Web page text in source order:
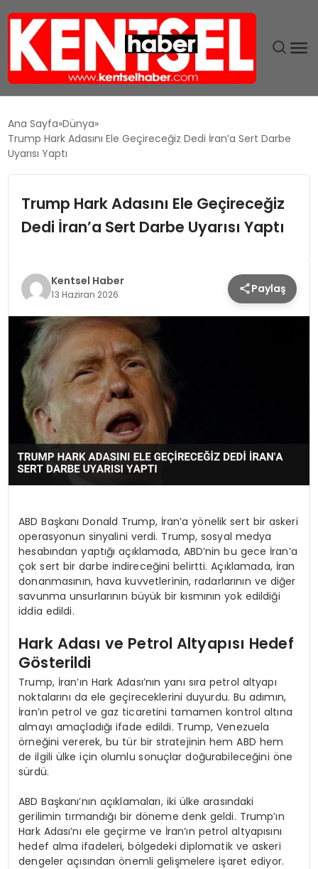
GÜNDEM
EĞITIM
MAGAZIN
KÜLTÜR & SANAT
SPOR
SAĞLIK
Ana Sayfa Dünya
Trump Hark Adasını Ele Geçireceğiz Dedi İran’a Sert Darbe
Uyarısı Yaptı
Trump Hark Adasını Ele Geçireceğiz
Dedi İran’a Sert Darbe Uyarısı Yaptı
Kentsel Haber
13 Haziran 2026 Paylaş
ABD Başkanı Donald Trump, İran’a yönelik sert bir askeri
operasyonun sinyalini verdi. Trump, sosyal medya
hesabından yaptığı açıklamada, ABD’nin bu gece İran’a
çok sert bir darbe indireceğini belirtti. Açıklamada, İran
donanmasının, hava kuvvetlerinin, radarlarının ve diğer
savunma unsurlarının büyük bir kısmının yok edildiği
iddia edildi.
Hark Adası ve Petrol Altyapısı Hedef
Gösterildi
Trump, İran’ın Hark Adası’nın yanı sıra petrol altyapı
noktalarını da ele geçireceklerini duyurdu. Bu adımın,
İran’ın petrol ve gaz ticaretini tamamen kontrol altına
almayı amaçladığı ifade edildi. Trump, Venezuela
örneğini vererek, bu tür bir stratejinin hem ABD hem
de ilgili ülke için olumlu sonuçlar doğurabileceğini öne
sürdü.
ABD Başkanı’nın açıklamaları, iki ülke arasındaki
gerilimin tırmandığı bir döneme denk geldi. Trump’ın
Hark Adası’nı ele geçirme ve İran’ın petrol altyapısını
hedef alma ifadeleri, bölgedeki diplomatik ve askeri
dengeler açısından önemli gelişmelere işaret ediyor.